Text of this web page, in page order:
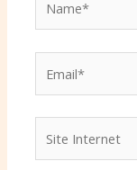
Internet